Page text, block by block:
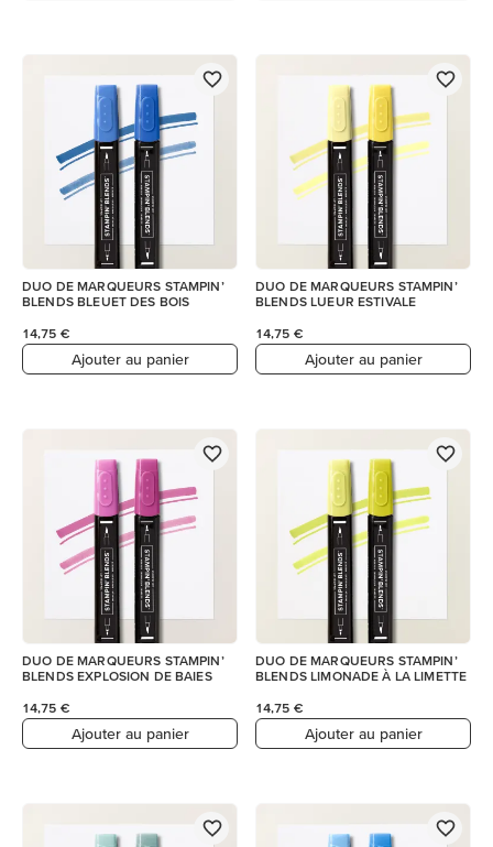
DUO DE MARQUEURS STAMPIN’
BLENDS BLEUET DES BOIS
14,75 €
Ajouter au panier
DUO DE MARQUEURS STAMPIN’
BLENDS LUEUR ESTIVALE
14,75 €
Ajouter au panier
DUO DE MARQUEURS STAMPIN’
BLENDS EXPLOSION DE BAIES
14,75 €
Ajouter au panier
DUO DE MARQUEURS STAMPIN’
BLENDS LIMONADE À LA LIMETTE
14,75 €
Ajouter au panier